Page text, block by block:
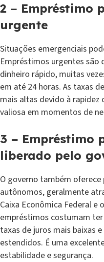
2 – Empréstimo
urgente
Situações emergenciais
Empréstimos urgentes são
dinheiro rápido, muitas
em até 24 horas. As taxas
mais altas devido à rapidez
valiosa em momentos de
3 – Empréstimo
liberado pelo
O governo também
autônomos, geralmente
Caixa Econômica Federal e
empréstimos costumam
taxas de juros mais baixas
estendidos. É uma
estabilidade e segurança.